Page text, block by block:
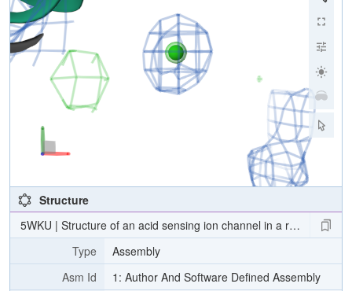
Structure
5WKU | Structure of an acid sensing ion channel in a resting state
Type
Assembly
Asm Id
1: Author And Software Defined Assembly